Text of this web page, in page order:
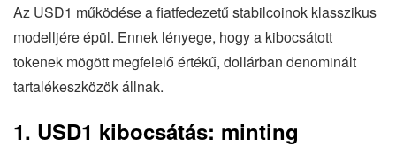
Az USD1 működése a fiatfedezetű stabilcoinok klasszikus
modelljére épül. Ennek lényege, hogy a kibocsátott
tokenek mögött megfelelő értékű, dollárban denominált
tartalékeszközök állnak.
1. USD1 kibocsátás: minting